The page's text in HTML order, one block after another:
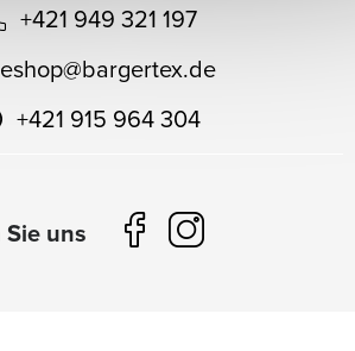
+421 949 321 197
eshop@bargertex.de
+421 915 964 304